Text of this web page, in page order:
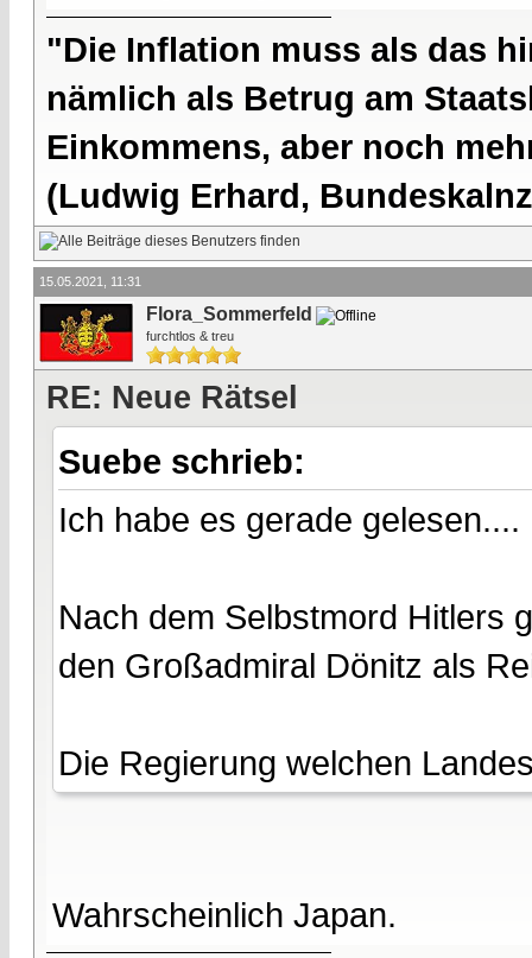
"Die Inflation muss als das
nämlich als Betrug am
Einkommens, aber noch
(Ludwig Erhard,
15.05.2021, 11:31
Flora_Sommerfeld
furchtlos & treu
RE: Neue Rätsel
Suebe schrieb:
Ich habe es gerade gelesen....
Nach dem Selbstmord Hitlers
den Großadmiral Dönitz als
Die Regierung welchen
Wahrscheinlich Japan.